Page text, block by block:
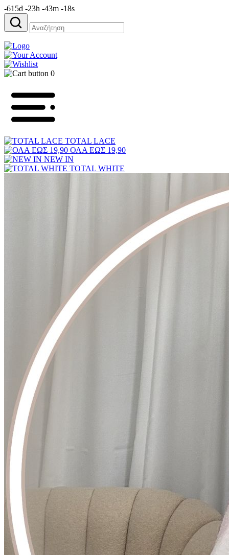
-615d -23h -43m -18s
Αναζήτηση
για:
0
TOTAL LACE
ΟΛΑ ΕΩΣ 19,90
NEW IN
TOTAL WHITE